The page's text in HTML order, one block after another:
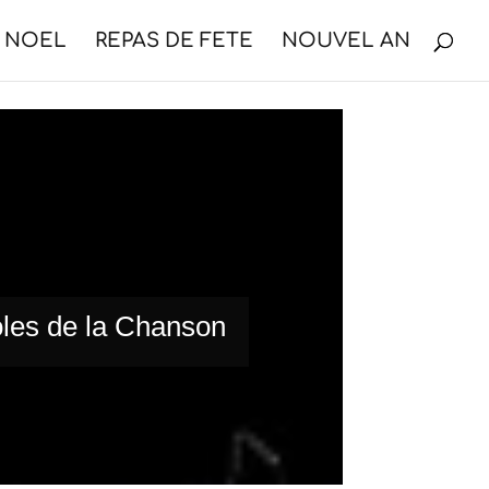
NOEL REPAS DE FETE NOUVEL AN
de la Chanson